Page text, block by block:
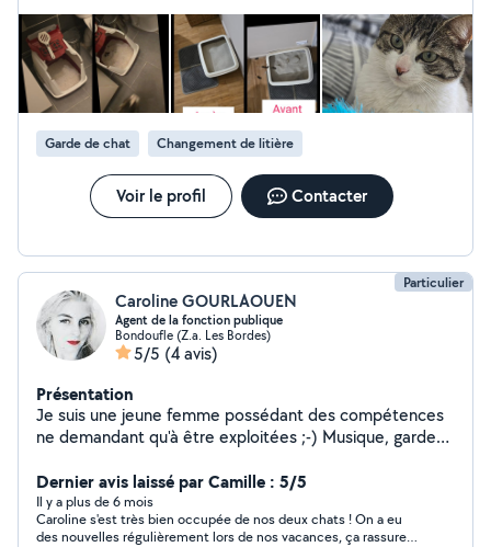
la garde a domicile ou la visite chez vous en fonction de
vos besoins : - Pour les gardes à mon domicile : Carnet
de vaccin obligatoire / Nourriture /Vêtements avec
l'odeur du propriétaire/ Pour la litière ( je fourni). Un test
(gratuit)est fait avant le jour de garde pour voir si votre
chat est capable d'accepter son nouvelle
environnement. Pour les visites au domicile du
propriétaire : -Pas contrainte je suis véhiculé Pour
chaque garde je crée un groupe WhatsApp au nom de
votre chat afin de vous envoyer les vidéos et photos de
domicile. Les Jum's Cattsiter.
Garde de chat Changement de litière
Voir le profil Contacter
Particulier
Caroline GOURLAOUEN
Agent de la fonction publique
Bondoufle (Z.a. Les Bordes)
5/5 (4 avis)
Présentation
Je suis une jeune femme possédant des compétences
ne demandant qu'à être exploitées ;-) Musique, garde
bénéficiez de mes services !
Dernier avis laissé par Camille : 5/5
Il y a plus de 6 mois
Caroline s'est très bien occupée de nos deux chats ! On a eu
des nouvelles régulièrement lors de nos vacances, ça rassure